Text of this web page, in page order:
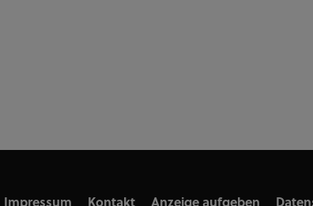
Impressum Kontakt Anzeige aufgeben